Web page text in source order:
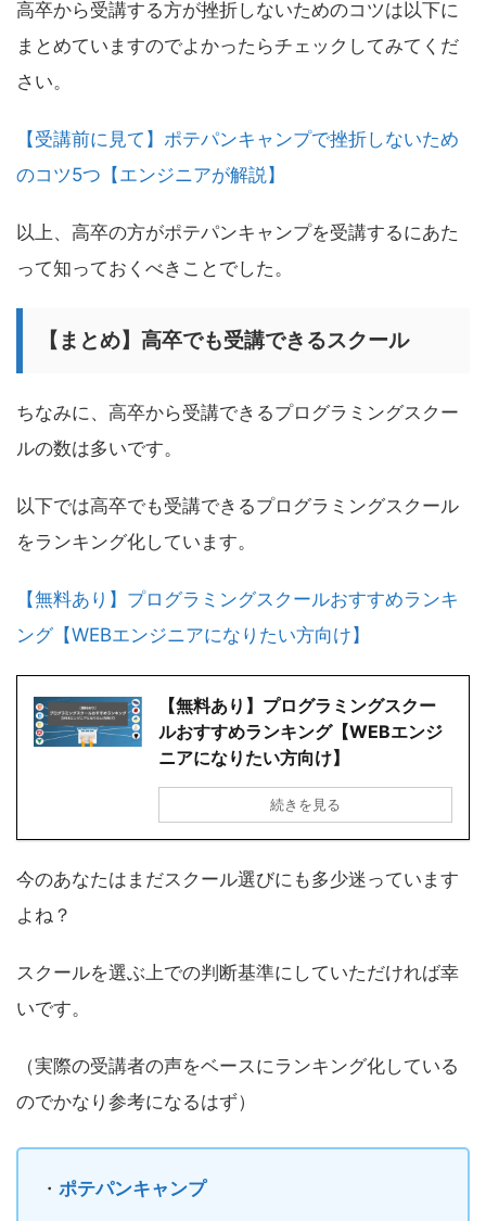
高卒から受講する方が挫折しないためのコツは以下に
まとめていますのでよかったらチェックしてみてくだ
さい。
【受講前に見て】ポテパンキャンプで挫折しないため
のコツ5つ【エンジニアが解説】
以上、高卒の方がポテパンキャンプを受講するにあた
って知っておくべきことでした。
【まとめ】高卒でも受講できるスクール
ちなみに、高卒から受講できるプログラミングスクー
ルの数は多いです。
以下では高卒でも受講できるプログラミングスクール
をランキング化しています。
【無料あり】プログラミングスクールおすすめランキ
ング【WEBエンジニアになりたい方向け】
【無料あり】プログラミングスクー
ルおすすめランキング【WEBエンジ
ニアになりたい方向け】
続きを見る
今のあなたはまだスクール選びにも多少迷っています
よね？
スクールを選ぶ上での判断基準にしていただければ幸
いです。
（実際の受講者の声をベースにランキング化している
のでかなり参考になるはず）
・ ポテパンキャンプ